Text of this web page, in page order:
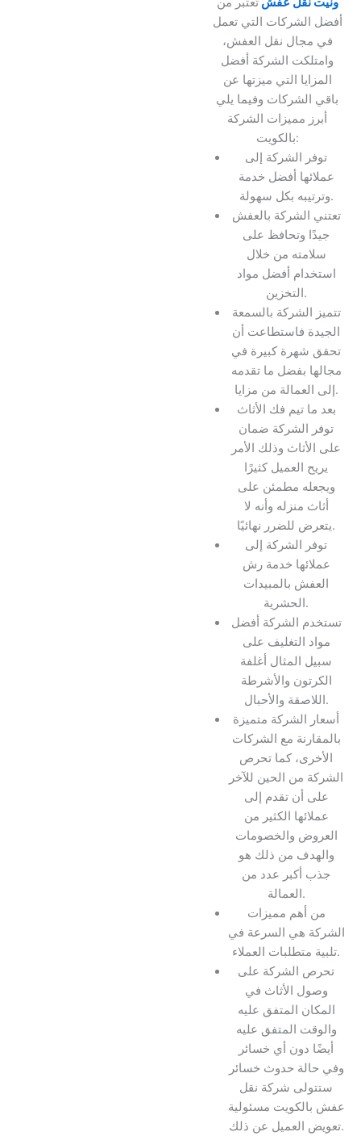
أفضل الشركات التي تعمل
في مجال نقل العفش،
وامتلكت الشركة أفضل
المزايا التي ميزتها عن
باقي الشركات وفيما يلي
أبرز مميزات الشركة
بالكويت:
توفر الشركة إلى
عملائها أفضل خدمة
وترتيبه بكل سهولة.
تعتني الشركة بالعفش
جيدًا وتحافظ على
سلامته من خلال
استخدام أفضل مواد
التخزين.
تتميز الشركة بالسمعة
الجيدة فاستطاعت أن
تحقق شهرة كبيرة في
مجالها بفضل ما تقدمه
إلى العمالة من مزايا.
بعد ما تيم فك الأثاث
توفر الشركة ضمان
على الأثاث وذلك الأمر
يريح العميل كثيرًا
ويجعله مطمئن على
أثاث منزله وأنه لا
يتعرض للضرر نهائيًا.
توفر الشركة إلى
عملائها خدمة رش
العفش بالمبيدات
الحشرية.
تستخدم الشركة أفضل
مواد التغليف على
سبيل المثال أغلفة
الكرتون والأشرطة
اللاصقة والأحبال.
أسعار الشركة متميزة
بالمقارنة مع الشركات
الأخرى، كما تحرص
الشركة من الحين للآخر
على أن تقدم إلى
عملائها الكثير من
العروض والخصومات
والهدف من ذلك هو
جذب أكبر عدد من
العمالة.
من أهم مميزات
الشركة هي السرعة في
تلبية متطلبات العملاء.
تحرص الشركة على
وصول الأثاث في
المكان المتفق عليه
والوقت المتفق عليه
أيضًا دون أي خسائر
وفي حالة حدوث خسائر
ستتولى شركة نقل
عفش بالكويت مسئولية
تعويض العميل عن ذلك.